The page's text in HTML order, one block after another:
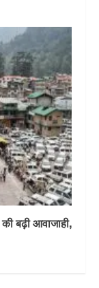
बढ़ी आवाजाही,